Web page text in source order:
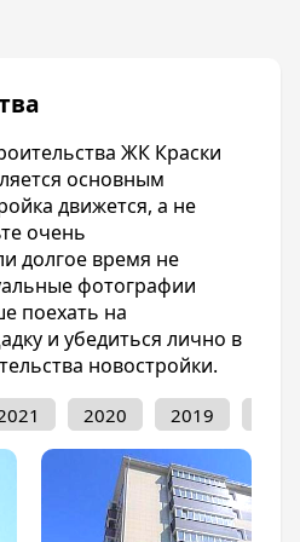
квартиру в ЖК Краски,
сайте.
в экологически
городской суеты
Однако, при этом он
инфраструктуру.
от жилого комплекса
поликлиники и
предназначены под
На них будут
клубы, студии
пекарни и магазины.
ЖК Краски
основным
движется, а не
очень
долгое время не
фотографии
поехать на
и убедиться лично в
новостройки.
2020 2019